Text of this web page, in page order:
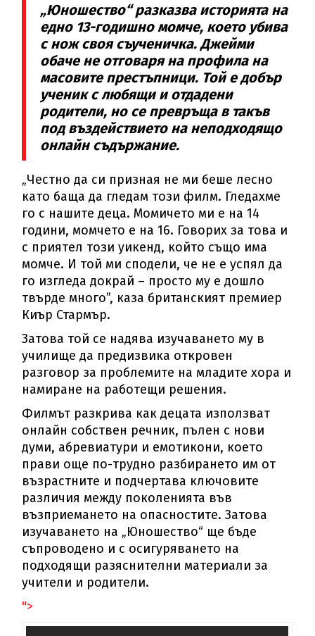
„Юношество“ разказва историята на
едно 13-годишно момче, което убива
с нож своя съученичка. Джейми
обаче не отговаря на профила на
масовите престъпници. Той е добър
ученик с любящи и отдадени
родители, но се превръща в такъв
под въздействието на неподходящо
онлайн съдържание.
„Честно да си призная не ми беше лесно
като баща да гледам този филм. Гледахме
го с нашите деца. Момичето ми е на 14
години, момчето е на 16. Говорих за това и
с приятел този уикенд, който също има
момче. И той ми сподели, че не е успял да
го изгледа докрай – просто му е дошло
твърде много”, каза британският премиер
Киър Стармър.
Затова той се надява изучаването му в
училище да предизвика откровен
разговор за проблемите на младите хора и
намиране на работещи решения.
Филмът разкрива как децата използват
онлайн собствен речник, пълен с нови
думи, абревиатури и емотикони, което
прави още по-трудно разбирането им от
възрастните и подчертава ключовите
различия между поколенията във
възприемането на опасностите. Затова
изучаването на „Юношество“ ще бъде
съпроводено и с осигуряването на
подходящи разяснителни материали за
учители и родители.
">